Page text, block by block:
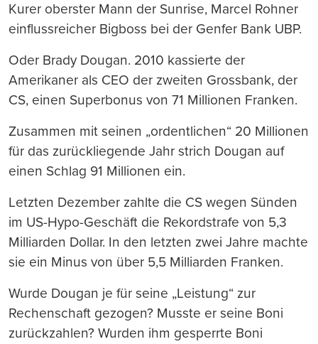
Kurer oberster Mann der Sunrise, Marcel Rohner
einflussreicher Bigboss bei der Genfer Bank UBP.
Oder Brady Dougan. 2010 kassierte der
Amerikaner als CEO der zweiten Grossbank, der
CS, einen Superbonus von 71 Millionen Franken.
Zusammen mit seinen „ordentlichen“ 20 Millionen
für das zurückliegende Jahr strich Dougan auf
einen Schlag 91 Millionen ein.
Letzten Dezember zahlte die CS wegen Sünden
im US-Hypo-Geschäft die Rekordstrafe von 5,3
Milliarden Dollar. In den letzten zwei Jahre machte
sie ein Minus von über 5,5 Milliarden Franken.
Wurde Dougan je für seine „Leistung“ zur
Rechenschaft gezogen? Musste er seine Boni
zurückzahlen? Wurden ihm gesperrte Boni